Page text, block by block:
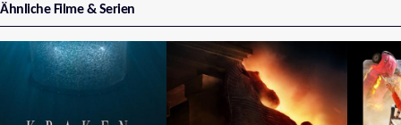
Ähnliche Filme & Serien